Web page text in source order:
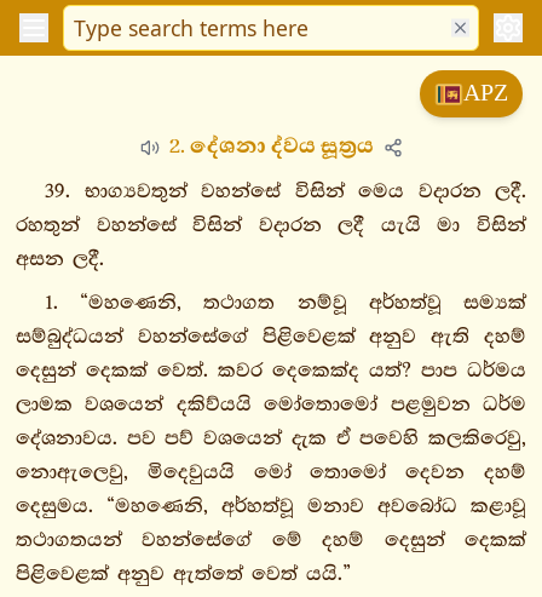
දීඝනිකාය
මජ්ඣිමනිකාය
සංයුත්තනිකාය
අඞ්ගුත්තරනිකාය
ඛුද්දකනිකාය
ඛුද්දකපාඨපාළි
ධම්මපදපාළි
උදානපාළි
ඉතිවුත්තකපාළි
එකකනිපාතො
දුකනිපාතො
පඨමො
වග්ගො
APZ
2. දේශනා ද්වය සූත්‍රය
39. භාග්‍යවතුන් වහන්සේ විසින් මෙය වදාරන ලදී.
රහතුන් වහන්සේ විසින් වදාරන ලදී යැයි මා විසින්
අසන ලදී.
1. “මහණෙනි, තථාගත නම්වූ අර්හත්වූ සම්‍යක්
සම්බුද්ධයන් වහන්සේගේ පිළිවෙළක් අනුව ඇති දහම්
දෙසුන් දෙකක් වෙත්. කවර දෙකෙක්ද යත්? පාප ධර්මය
ලාමක වශයෙන් දකිව්යයි මෝතොමෝ පළමුවන ධර්ම
දේශනාවය. පව පව් වශයෙන් දැක ඒ පවෙහි කලකිරෙවු,
නොඇලෙවු, මිදෙවුයයි මෝ තොමෝ දෙවන දහම්
දෙසුමය. “මහණෙනි, අර්හත්වූ මනාව අවබෝධ කළාවූ
තථාගතයන් වහන්සේගේ මේ දහම් දෙසුන් දෙකක්
පිළිවෙළක් අනුව ඇත්තේ වෙත් යයි.”